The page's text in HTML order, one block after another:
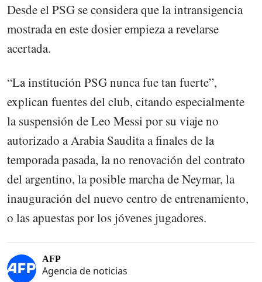
Desde el PSG se considera que la intransigencia
mostrada en este dosier empieza a revelarse
acertada.
“La institución PSG nunca fue tan fuerte”,
explican fuentes del club, citando especialmente
la suspensión de Leo Messi por su viaje no
autorizado a Arabia Saudita a finales de la
temporada pasada, la no renovación del contrato
del argentino, la posible marcha de Neymar, la
inauguración del nuevo centro de entrenamiento,
o las apuestas por los jóvenes jugadores.
AFP
Agencia de noticias